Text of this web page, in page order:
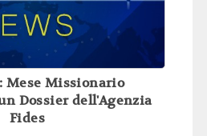
Mese Missionario
Dossier dell'Agenzia
Fides